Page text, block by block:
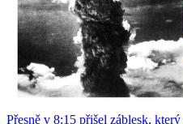
Přesně v 8:15 přišel záblesk,